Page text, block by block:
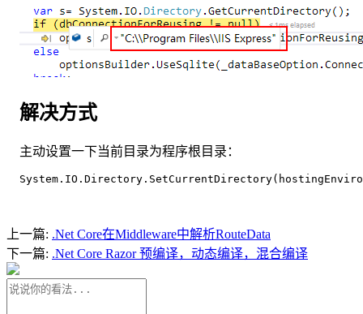
解决方式
主动设置一下当前目录为程序根目录：
上一篇: .Net Core在Middleware中解析RouteData
下一篇: .Net Core Razor 预编译，动态编译，混合编译